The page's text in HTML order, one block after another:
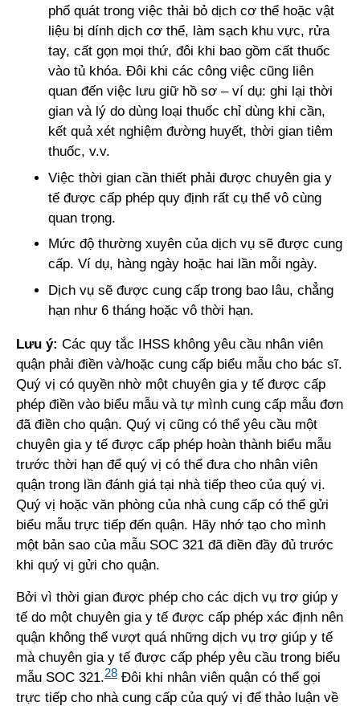
phổ quát trong việc thải bỏ dịch cơ thể hoặc vật
liệu bị dính dịch cơ thể, làm sạch khu vực, rửa
tay, cất gọn mọi thứ, đôi khi bao gồm cất thuốc
vào tủ khóa. Đôi khi các công việc cũng liên
quan đến việc lưu giữ hồ sơ – ví dụ: ghi lại thời
gian và lý do dùng loại thuốc chỉ dùng khi cần,
kết quả xét nghiệm đường huyết, thời gian tiêm
thuốc, v.v.
Việc thời gian cần thiết phải được chuyên gia y
tế được cấp phép quy định rất cụ thể vô cùng
quan trọng.
Mức độ thường xuyên của dịch vụ sẽ được cung
cấp. Ví dụ, hàng ngày hoặc hai lần mỗi ngày.
Dịch vụ sẽ được cung cấp trong bao lâu, chẳng
hạn như 6 tháng hoặc vô thời hạn.
Lưu ý: Các quy tắc IHSS không yêu cầu nhân viên
quận phải điền và/hoặc cung cấp biểu mẫu cho bác sĩ.
Quý vị có quyền nhờ một chuyên gia y tế được cấp
phép điền vào biểu mẫu và tự mình cung cấp mẫu đơn
đã điền cho quận. Quý vị cũng có thể yêu cầu một
chuyên gia y tế được cấp phép hoàn thành biểu mẫu
trước thời hạn để quý vị có thể đưa cho nhân viên
quận trong lần đánh giá tại nhà tiếp theo của quý vị.
Quý vị hoặc văn phòng của nhà cung cấp có thể gửi
biểu mẫu trực tiếp đến quận. Hãy nhớ tạo cho mình
một bản sao của mẫu SOC 321 đã điền đầy đủ trước
khi quý vị gửi cho quận.
Bởi vì thời gian được phép cho các dịch vụ trợ giúp y
tế do một chuyên gia y tế được cấp phép xác định nên
quận không thể vượt quá những dịch vụ trợ giúp y tế
mà chuyên gia y tế được cấp phép yêu cầu trong biểu
mẫu SOC 321.28 Đôi khi nhân viên quận có thể gọi
trực tiếp cho nhà cung cấp của quý vị để thảo luận về